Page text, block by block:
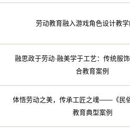
劳动教育融入游戏角色设计教
融思政于劳动·融美学于工艺：传统服
合教育案例
体悟劳动之美，传承工匠之魂——《民
教育典型案例